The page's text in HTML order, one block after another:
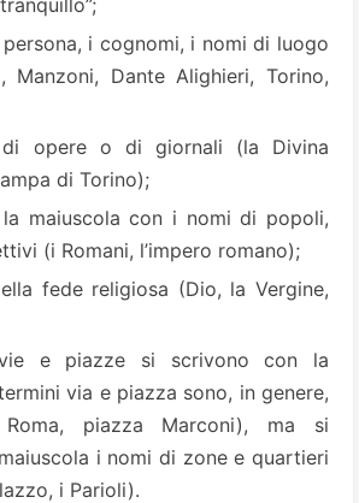
i cognomi, i nomi di luogo
Manzoni, Dante Alighieri, Torino,
opere o di giornali (la Divina
di Torino);
maiuscola con i nomi di popoli,
(i Romani, l’impero romano);
fede religiosa (Dio, la Vergine,
e piazze si scrivono con la
via e piazza sono, in genere,
piazza Marconi), ma si
i nomi di zone e quartieri
i Parioli).